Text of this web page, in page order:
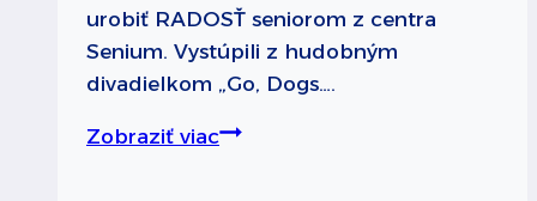
urobiť RADOSŤ seniorom z centra
Senium. Vystúpili z hudobným
divadielkom „Go, Dogs….
Zobraziť viacDivadielko